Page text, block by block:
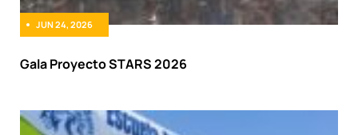
JUN 24, 2026
Gala Proyecto STARS 2026